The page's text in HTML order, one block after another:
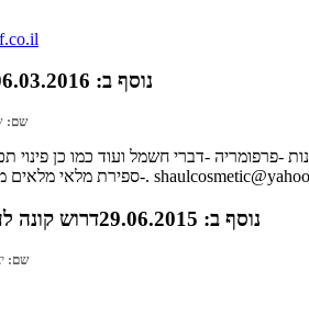
נוסף ב: 06.03.2016
שם:
-פרפומריה -דברי חשמל ועוד כמו כן פינוי
נוסף ב: 29.06.2015 דרוש קונה
שם: